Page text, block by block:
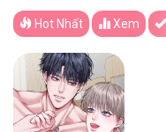
Hot Nhất Xem